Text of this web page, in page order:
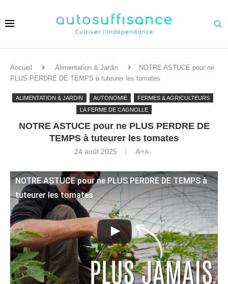
Accueil Alimentation & Jardin
NOTRE ASTUCE pour ne
PLUS PERDRE DE TEMPS à tuteurer les tomates
ALIMENTATION & JARDIN AUTONOMIE
FERMES & AGRICULTEURS
LA FERME DE CAGNOLLE
NOTRE ASTUCE pour ne PLUS PERDRE DE
TEMPS à tuteurer les tomates
24 août 2025 A+A-
NOTRE ASTUCE pour ne PLUS PERDRE DE TEMPS à
tuteurer les tomates